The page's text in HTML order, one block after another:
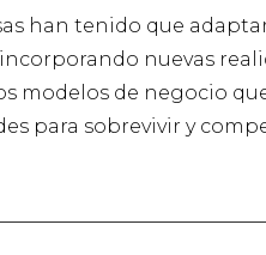
han tenido que
nuevas
modelos de negocio
para sobrevivir y